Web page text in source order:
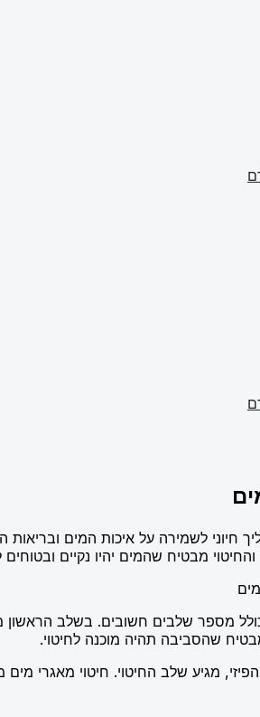
חיוני לשמירה על איכות המים
והחיטוי מבטיח שהמים יהיו נקיים
מבטיח שהסביבה תהיה מוכנה לחיטוי.
מגיע שלב החיטוי. חיטוי מאגרי